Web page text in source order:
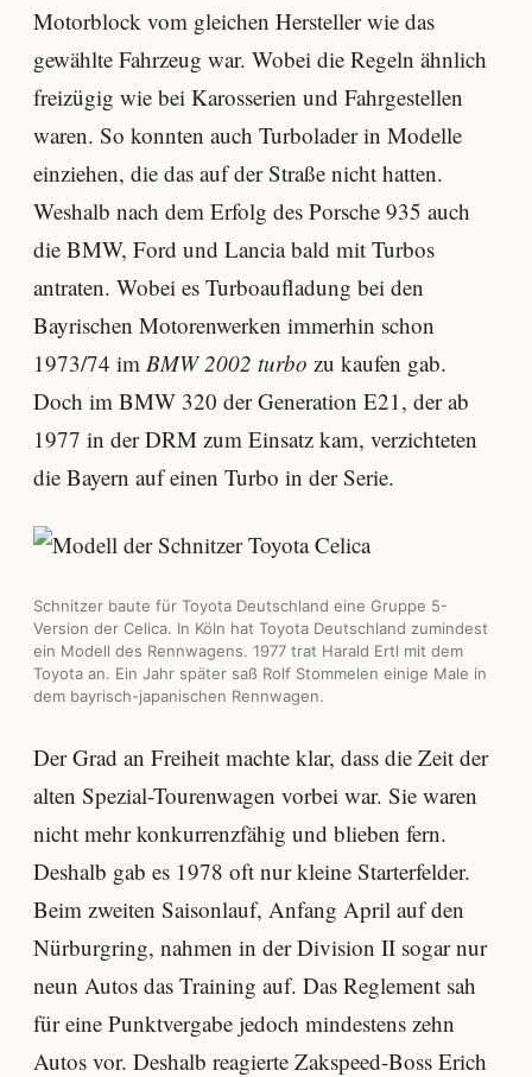
Motorblock vom gleichen Hersteller wie das
gewählte Fahrzeug war. Wobei die Regeln ähnlich
freizügig wie bei Karosserien und Fahrgestellen
waren. So konnten auch Turbolader in Modelle
einziehen, die das auf der Straße nicht hatten.
Weshalb nach dem Erfolg des Porsche 935 auch
die BMW, Ford und Lancia bald mit Turbos
antraten. Wobei es Turboaufladung bei den
Bayrischen Motorenwerken immerhin schon
1973/74 im BMW 2002 turbo zu kaufen gab.
Doch im BMW 320 der Generation E21, der ab
1977 in der DRM zum Einsatz kam, verzichteten
die Bayern auf einen Turbo in der Serie.
Schnitzer baute für Toyota Deutschland eine Gruppe 5-
Version der Celica. In Köln hat Toyota Deutschland zumindest
ein Modell des Rennwagens. 1977 trat Harald Ertl mit dem
Toyota an. Ein Jahr später saß Rolf Stommelen einige Male in
dem bayrisch-japanischen Rennwagen.
Der Grad an Freiheit machte klar, dass die Zeit der
alten Spezial-Tourenwagen vorbei war. Sie waren
nicht mehr konkurrenzfähig und blieben fern.
Deshalb gab es 1978 oft nur kleine Starterfelder.
Beim zweiten Saisonlauf, Anfang April auf den
Nürburgring, nahmen in der Division II sogar nur
neun Autos das Training auf. Das Reglement sah
für eine Punktvergabe jedoch mindestens zehn
Autos vor. Deshalb reagierte Zakspeed-Boss Erich